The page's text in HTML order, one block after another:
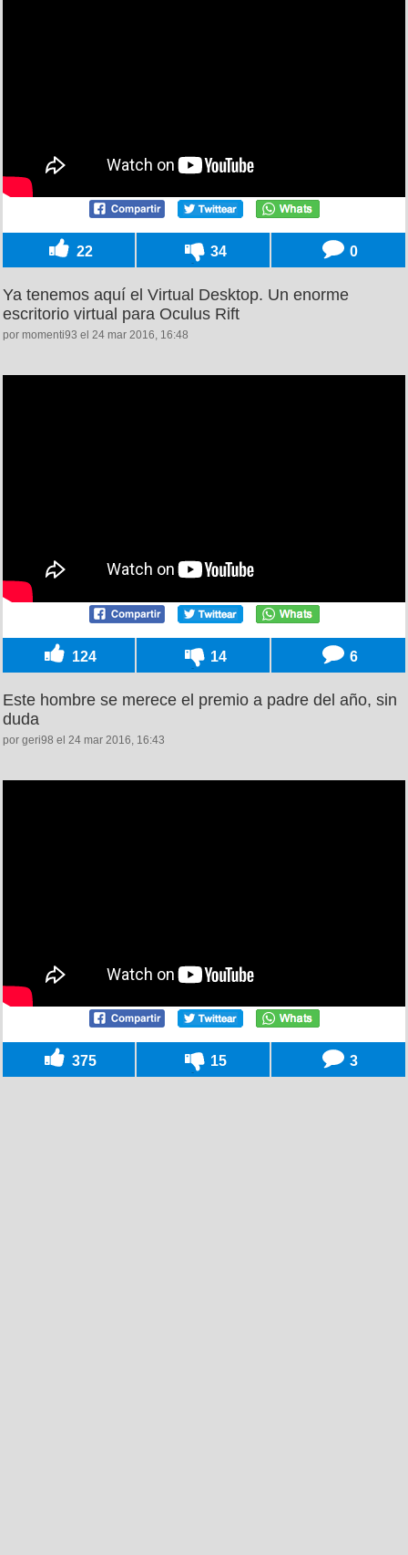
22 34 0
Ya tenemos aquí el Virtual Desktop. Un enorme
escritorio virtual para Oculus Rift
por momenti93 el 24 mar 2016, 16:48
124 14 6
Este hombre se merece el premio a padre del año, sin
duda
por geri98 el 24 mar 2016, 16:43
375 15 3